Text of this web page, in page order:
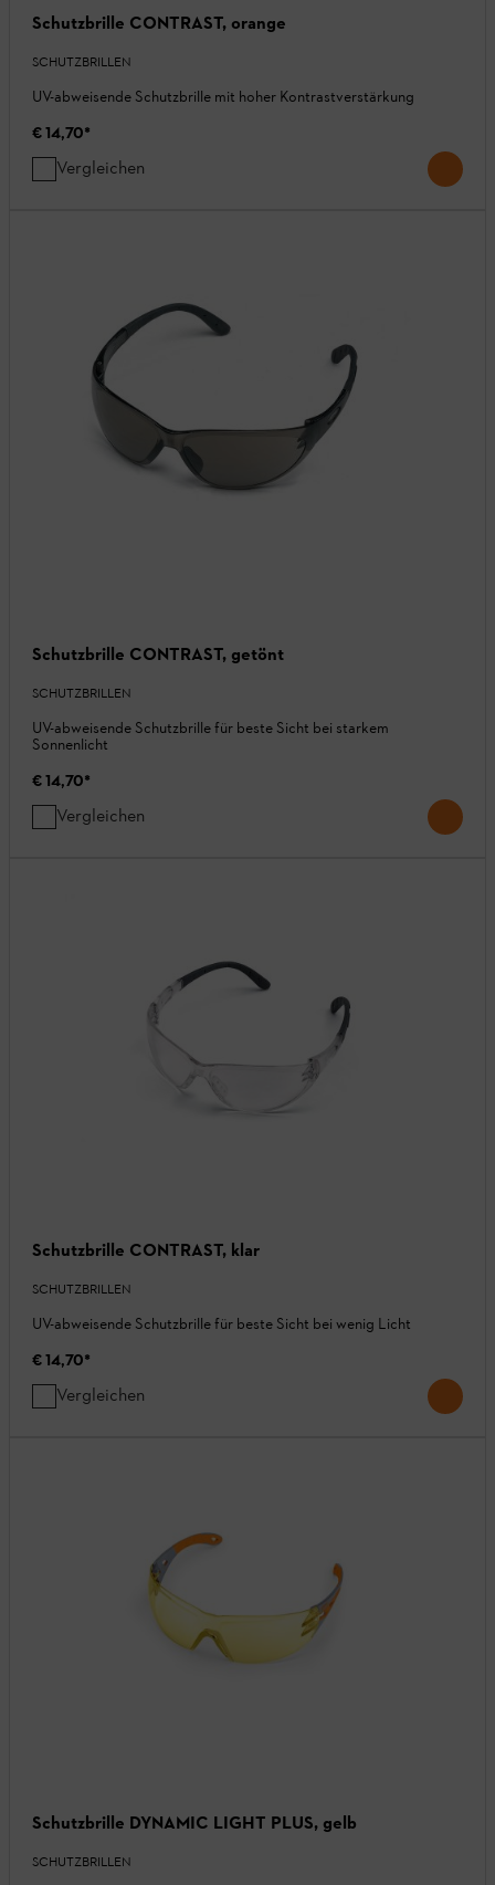
Schutzbrille CONTRAST, orange
SCHUTZBRILLEN
UV-abweisende Schutzbrille mit hoher Kontrastverstärkung
€ 14,70*
Vergleichen
Schutzbrille CONTRAST, getönt
SCHUTZBRILLEN
UV-abweisende Schutzbrille für beste Sicht bei starkem
Sonnenlicht
€ 14,70*
Vergleichen
Schutzbrille CONTRAST, klar
SCHUTZBRILLEN
UV-abweisende Schutzbrille für beste Sicht bei wenig Licht
€ 14,70*
Vergleichen
Schutzbrille DYNAMIC LIGHT PLUS, gelb
SCHUTZBRILLEN